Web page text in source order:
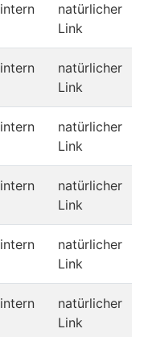
intern
natürlicher
Link
intern
natürlicher
Link
intern
natürlicher
Link
intern
natürlicher
Link
intern
natürlicher
Link
intern
natürlicher
Link